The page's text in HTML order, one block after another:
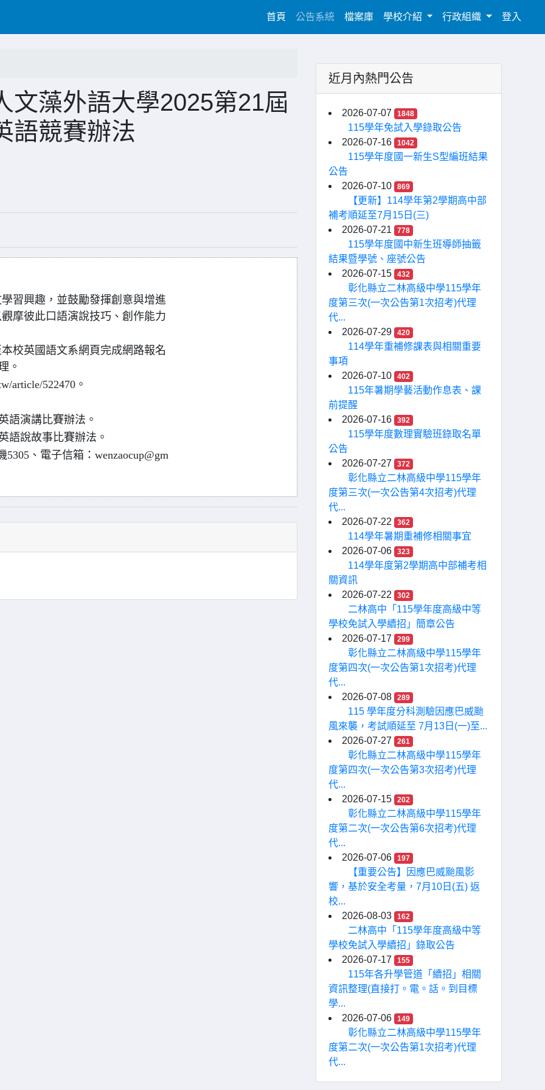
首頁(current)
公告系統 檔案庫 學校介紹 行政組織 登入
文藻外語大學2025第21屆
語競賽辦法
習興趣，並鼓勵發揮創意與增進
摩彼此口語演說技巧、創作能力
校英國語文系網頁完成網路報名
。
article/522470。
語演講比賽辦法。
語說故事比賽辦法。
、電子信箱：wenzaocup@gm
近月內熱門公告
2026-07-07 1848
115學年免試入學錄取公告
2026-07-16
1042
115學年度國一新生S型編班結果
公告
2026-07-10
869
【更新】114學年第2學期高中部
補考順延至7月15日(三)
2026-07-21
778
115學年度國中新生班導師抽籤
結果暨學號、座號公告
2026-07-15
432
彰化縣立二林高級中學115學年
度第三次(一次公告第1次招考)代理
代...
2026-07-29
420
114學年重補修課表與相關重要
事項
2026-07-10
402
115年暑期學藝活動作息表、課
前提醒
2026-07-16
392
115學年度數理實驗班錄取名單
公告
2026-07-27
372
彰化縣立二林高級中學115學年
度第三次(一次公告第4次招考)代理
代...
2026-07-22
362
114學年暑期重補修相關事宜
2026-07-06
323
114學年度第2學期高中部補考相
關資訊
2026-07-22
302
二林高中「115學年度高級中等
學校免試入學續招」簡章公告
2026-07-17
299
彰化縣立二林高級中學115學年
度第四次(一次公告第1次招考)代理
代...
2026-07-08
289
115 學年度分科測驗因應巴威颱
風來襲，考試順延至 7月13日(一)至...
2026-07-27
261
彰化縣立二林高級中學115學年
度第四次(一次公告第3次招考)代理
代...
2026-07-15
202
彰化縣立二林高級中學115學年
度第二次(一次公告第6次招考)代理
代...
2026-07-06
197
【重要公告】因應巴威颱風影
響，基於安全考量，7月10日(五) 返
校...
2026-08-03
162
二林高中「115學年度高級中等
學校免試入學續招」錄取公告
2026-07-17
155
115年各升學管道「續招」相關
資訊整理(直接打。電。話。到目標
學...
2026-07-06
149
彰化縣立二林高級中學115學年
度第二次(一次公告第1次招考)代理
代...